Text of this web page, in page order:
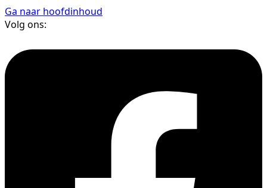
Ga naar hoofdinhoud
Volg ons: